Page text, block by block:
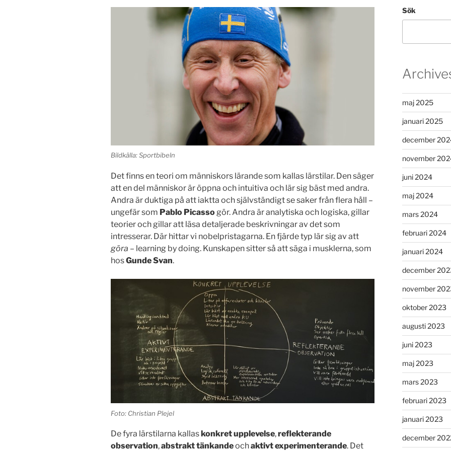
Bildkälla: Sportbibeln
Det finns en teori om människors lärande som kallas lärstilar. Den säger
att en del människor är öppna och intuitiva och lär sig bäst med andra.
Andra är duktiga på att iaktta och självständigt se saker från flera håll –
ungefär som Pablo Picassogör. Andra är analytiska och logiska, gillar
teorier och gillar att läsa detaljerade beskrivningar av det som
intresserar. Där hittar vi nobelpristagarna. En fjärde typ lär sig av att
göra – learning by doing. Kunskapen sitter så att säga i musklerna, som
hosGunde Svan.
Foto: Christian Plejel
De fyra lärstilarna kallas konkret upplevelse,reflekterande
observation,abstrakt tänkandeochaktivt experimenterande. Det
Sök
maj 2025
januari 2025
december
november
juni 2024
maj 2024
mars 2024
februari 2024
januari 2024
december
november
oktober 2023
augusti 2023
juni 2023
maj 2023
mars 2023
februari 2023
januari 2023
december